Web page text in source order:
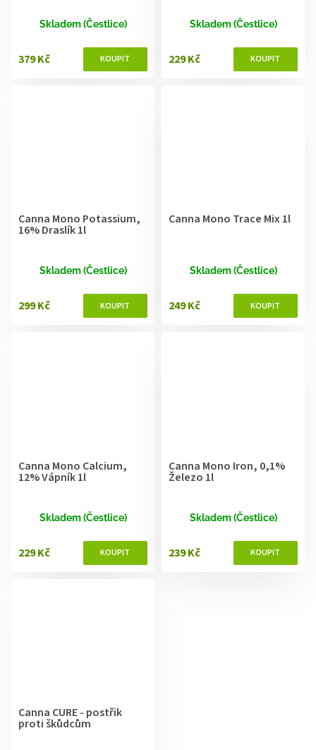
Skladem (Čestlice)
379 Kč
Skladem (Čestlice)
229 Kč
Canna Mono Potassium,
16% Draslík 1l
Skladem (Čestlice)
299 Kč
Canna Mono Trace Mix 1l
Skladem (Čestlice)
249 Kč
Canna Mono Calcium,
12% Vápník 1l
Skladem (Čestlice)
229 Kč
Canna Mono Iron, 0,1%
Železo 1l
Skladem (Čestlice)
239 Kč
Canna CURE - postřik
proti škůdcům